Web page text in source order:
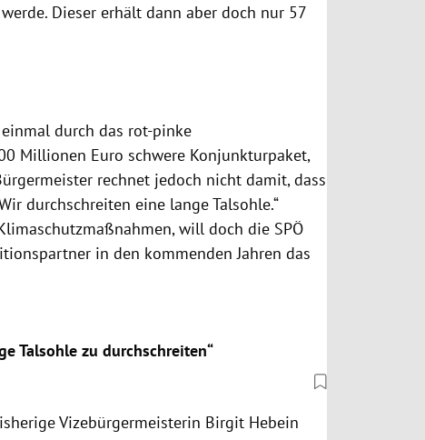
Dieser erhält dann aber doch nur 57
durch das rot-pinke
Millionen Euro schwere Konjunkturpaket,
rechnet jedoch nicht damit, dass
durchschreiten eine lange Talsohle.“
will doch die SPÖ
in den kommenden Jahren das
Talsohle zu durchschreiten“
Vizebürgermeisterin Birgit Hebein